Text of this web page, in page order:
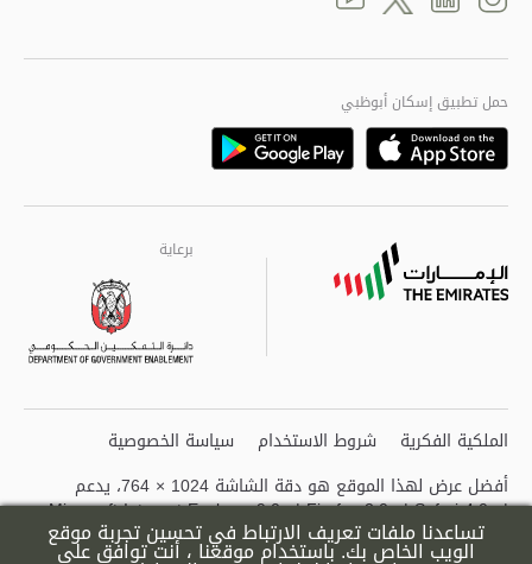
instagram
linkedin
Twitter
Youtube
حمل تطبيق إسكان أبوظبي
Appstore
Playstore
برعاية
برعاية
أفضل عرض لهذا الموقع هو دقة الشاشة 1024 × 764، يدعم
Microsoft Internet Explorer 9.0+ | Firefox 2.0+ | Safari 4.0+ |
Opera 6.0+ | Chrome
الملكية الفكرية شروط الاستخدام سياسة الخصوصية
تساعدنا ملفات تعريف الارتباط في تحسين تجربة موقع
الويب الخاص بك. باستخدام موقعنا ، أنت توافق على